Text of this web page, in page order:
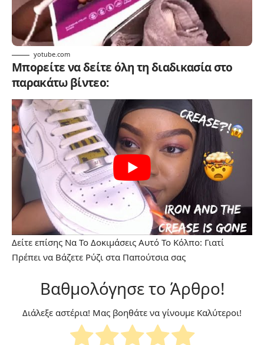
yotube.com
Μπορείτε να δείτε όλη τη διαδικασία στο
παρακάτω βίντεο:
Δείτε επίσης Να Το Δοκιμάσεις Αυτό Το Κόλπο: Γιατί
Πρέπει να Βάζετε Ρύζι στα Παπούτσια σας
Βαθμολόγησε το Άρθρο!
Διάλεξε αστέρια! Μας βοηθάτε να γίνουμε Καλύτεροι!